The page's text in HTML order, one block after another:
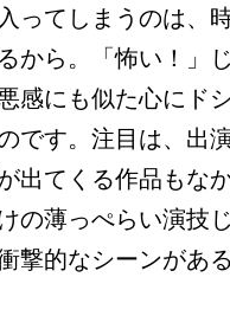
ってしまうのは、
から。「怖い！」
感にも似た心にド
です。注目は、出
出てくる作品もな
の薄っぺらい演技
撃的なシーンがあ